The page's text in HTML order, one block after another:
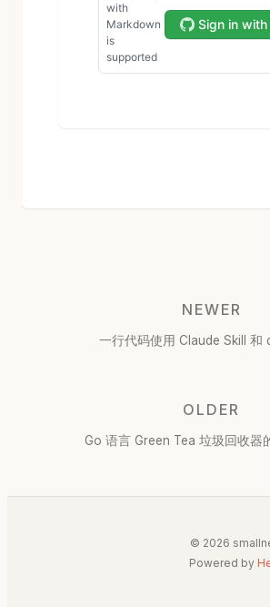
NEWER
一行代码使用 Claude Skill 和
OLDER
Go 语言 Green Tea 垃圾回收器
© 2026
Powered by